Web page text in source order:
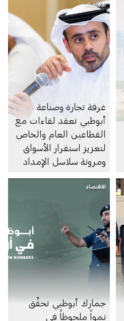
الاقتصاد
غرفة تجارة وصناعة
أبوظبي تعقد لقاءات مع
القطاعين العام والخاص
لتعزيز استقرار الأسواق
ومرونة سلاسل الإمداد
الاقتصاد
جمارك أبوظبي تحقِّق
نمواً ملحوظاً في